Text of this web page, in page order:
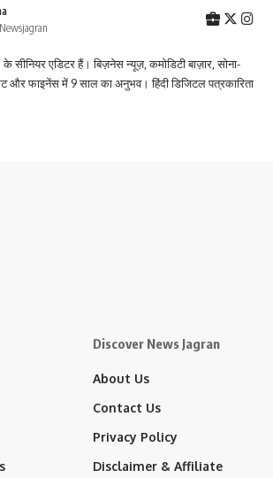
सीनियर एडिटर हैं। बिज़नेस न्यूज़, कमोडिटी बाज़ार, सोना-
और फाइनेंस में 9 साल का अनुभव। हिंदी डिजिटल पत्रकारिता
Discover News Jagran
About Us
Contact Us
Privacy Policy
Disclaimer & Affiliate